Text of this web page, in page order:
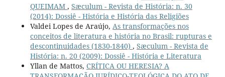
QUEIMAM , Sæculum - Revista de História: n. 30
(2014): Dossiê - História e História das Religiões
Valdei Lopes de Araújo, As transformações nos
conceitos de literatura e história no Brasil: rupturas e
descontinuidades (1830-1840) , Sæculum - Revista de
História: n. 20 (2009): Dossiê - História e Literatura
Yllan de Mattos, CRÍTICA OU HERESIA? A